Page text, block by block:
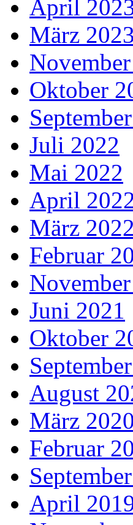
April
März 2023
Oktober
Juli 2022
Mai 2022
April
März 2022
Februar
Juni 2021
Oktober
August
März 2020
Februar
April